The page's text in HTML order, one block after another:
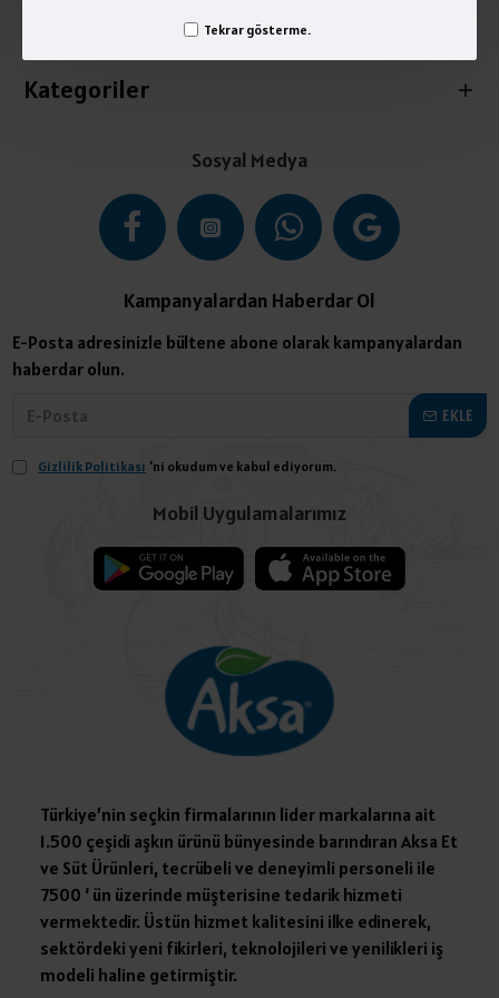
Tekrar gösterme.
Kategoriler
Sosyal Medya
Kampanyalardan Haberdar Ol
E-Posta adresinizle bültene abone olarak kampanyalardan
haberdar olun.
EKLE
Gizlilik Politikası 'ni okudum ve kabul ediyorum.
Mobil Uygulamalarımız
Türkiye’nin seçkin firmalarının lider markalarına ait
1.500 çeşidi aşkın ürünü bünyesinde barındıran Aksa Et
ve Süt Ürünleri, tecrübeli ve deneyimli personeli ile
7500 ‘ ün üzerinde müşterisine tedarik hizmeti
vermektedir. Üstün hizmet kalitesini ilke edinerek,
sektördeki yeni fikirleri, teknolojileri ve yenilikleri iş
modeli haline getirmiştir.